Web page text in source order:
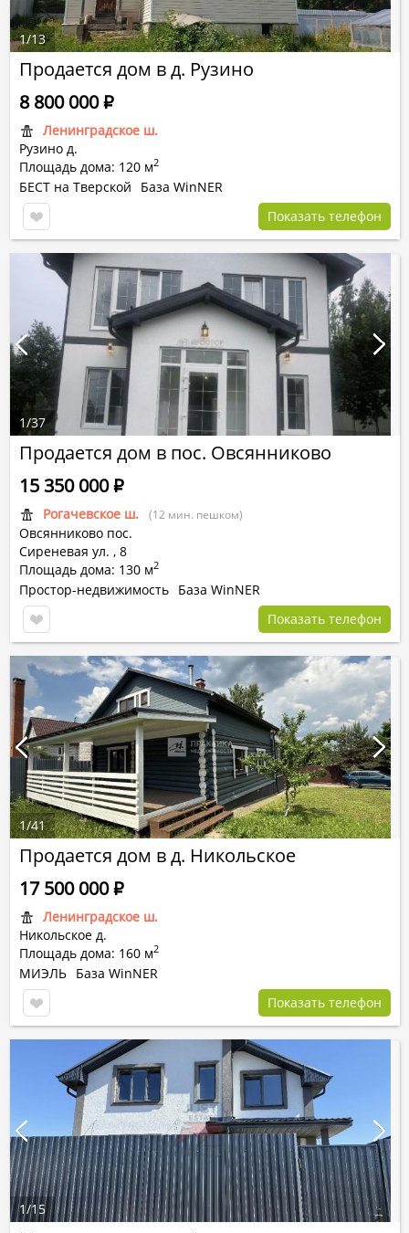
Продается дом в д. Рузино
Ленинградское ш.
Рузино д.
Площадь дома: 120 м2
8 800 000Р
БЕСТ на Тверской
База WinNER
Показать телефон
1/13
Продается дом в пос. Овсянниково
Рогачевское ш. (12 мин. пешком)
Овсянниково пос.
Сиреневая ул. , 8
Площадь дома: 130 м2
15 350 000Р
Простор-недвижимость База WinNER
Показать телефон
1/37
Продается дом в д. Никольское
Ленинградское ш.
Никольское д.
Площадь дома: 160 м2
17 500 000Р
МИЭЛЬ База WinNER
Показать телефон
1/41
1/15